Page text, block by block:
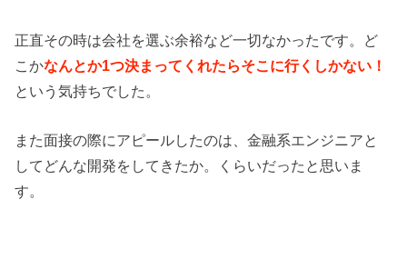
正直その時は会社を選ぶ余裕など一切なかったです。ど
こかなんとか1つ決まってくれたらそこに行くしかない！
という気持ちでした。
また面接の際にアピールしたのは、金融系エンジニアと
してどんな開発をしてきたか。くらいだったと思いま
す。